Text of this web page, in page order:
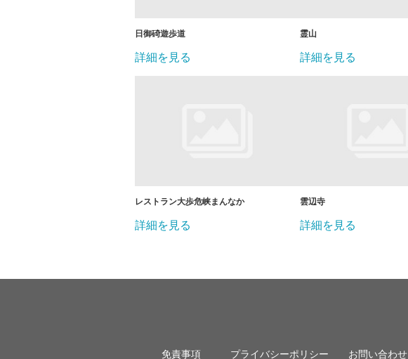
日御碕遊歩道
詳細を見る
霊山
詳細を見る
レストラン大歩危峡まんなか
詳細を見る
雲辺寺
詳細を見る
免責事項 プライバシーポリシー お問い合わせ